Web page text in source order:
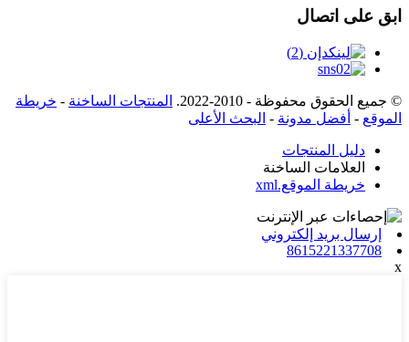
ابق على اتصال
© جميع الحقوق محفوظة - 2010-2022. المنتجات الساخنة - خريطة
الموقع - أفضل مدونة - البحث الأعلى
دليل المنتجات
العلامات الساخنة
خريطة الموقع.xml
إرسال بريد إلكتروني
8615221337708
x